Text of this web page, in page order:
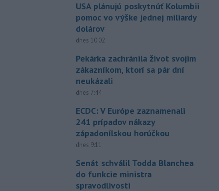
USA plánujú poskytnúť Kolumbii
pomoc vo výške jednej miliardy
dolárov
dnes 10:02
Pekárka zachránila život svojim
zákazníkom, ktorí sa pár dní
neukázali
dnes 7:44
ECDC: V Európe zaznamenali
241 prípadov nákazy
západonílskou horúčkou
dnes 9:11
Senát schválil Todda Blanchea
do funkcie ministra
spravodlivosti